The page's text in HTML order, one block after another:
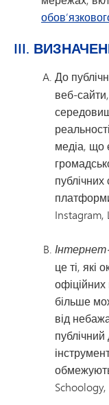
III.
До
веб-
медіа, що
Instagram,
це ті, які
більше
від
Schoology,